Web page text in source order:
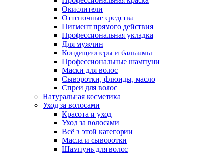
Окислители
Оттеночные средства
Пигмент прямого действия
Профессиональная укладка
Для мужчин
Кондиционеры и бальзамы
Профессиональные шампуни
Маски для волос
Сыворотки, флюиды, масло
Спреи для волос
Натуральная косметика
Уход за волосами
Красота и уход
Уход за волосами
Всё в этой категории
Масла и сыворотки
Шампунь для волос